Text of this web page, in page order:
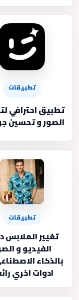
تطبيقات
تطبيق احترافي
الصور و تحسين
تطبيقات
تغيير الملابس
الفيديو و
بالذكاء
ادوات اخري